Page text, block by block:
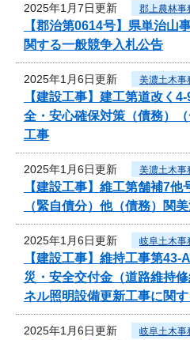
2025年1月7日更新 郡上農林事
【郡治第0614号】県単治
関する一般競争入札公告
2025年1月6日更新 美濃土木事
【建設工事】建工第道改く
全・安心確保対策（債務）
工事
2025年1月6日更新 美濃土木事
【建設工事】維工第舗補7
（緊自債分）他（債務）関
2025年1月6日更新 岐阜土木事
【建設工事】維持工事第
災・安全交付金（道路維持
ネル照明設備更新工事に関
2025年1月6日更新 岐阜土木事